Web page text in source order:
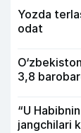
Yozda
odat
3,8
“U
jangchilari